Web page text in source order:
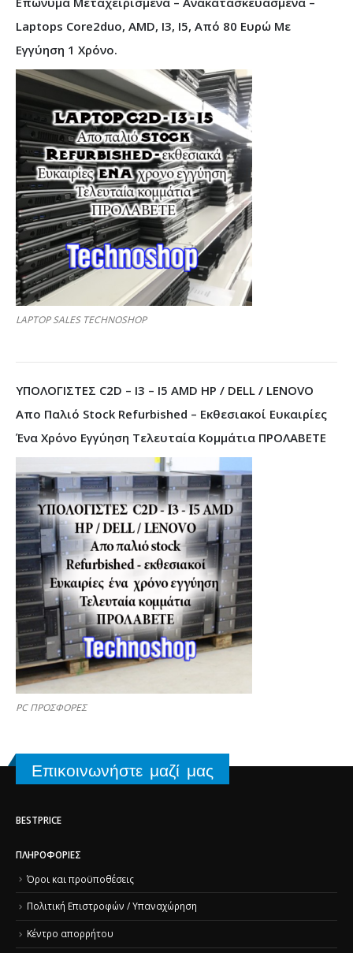
Laptops Core2duo, AMD, I3, I5, Από 80 Ευρώ Με
Εγγύηση 1 Χρόνο.
LAPTOP SALES TECHNOSHOP
ΥΠΟΛΟΓΙΣΤΕΣ C2D – I3 – I5 AMD HP / DELL / LENOVO
Απο Παλιό Stock Refurbished – Εκθεσιακοί Ευκαιρίες
Ένα Χρόνο Εγγύηση Τελευταία Κομμάτια ΠΡΟΛΑΒΕΤΕ
PC ΠΡΟΣΦΟΡΕΣ
Επικοινωνήστε μαζί μας
BESTPRICE
ΠΛΗΡΟΦΟΡΊΕΣ
Όροι και προϋποθέσεις
Πολιτική Επιστροφών / Υπαναχώρηση
Κέντρο απορρήτου